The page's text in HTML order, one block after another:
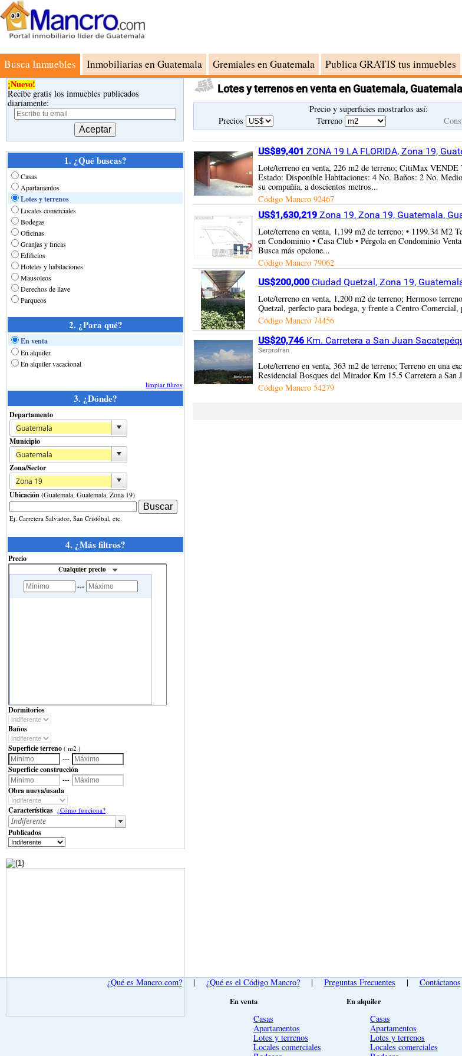
Busca Inmuebles Inmobiliarias en Guatemala Gremiales en Guatemala Publica GRATIS tus inmuebles
Lotes y terrenos en venta en Guatemala,
Precio y superficies mostrarlos así:
Precios
Terreno
US$89,401 ZONA 19 LA FLORIDA, Zona 19,
Lote/terreno en venta, 226 m2 de terreno; CitiMax
Estado: Disponible Habitaciones: 4 No. Baños: 2 No.
su compañía, a doscientos metros...
Código Mancro 92467
US$1,630,219Zona 19, Zona 19, Guatemala,
Lote/terreno en venta, 1,199 m2 de terreno; • 1199.34 M2
en Condominio • Casa Club • Pérgola en Condominio
Busca más opcione...
Código Mancro 79062
US$200,000Ciudad Quetzal, Zona 19,
Lote/terreno en venta, 1,200 m2 de terreno; Hermoso
Quetzal, perfecto para bodega, y frente a Centro
Código Mancro 74456
US$20,746Km. Carretera a San Juan
Serprofran
Lote/terreno en venta, 363 m2 de terreno; Terreno en una
Residencial Bosques del Mirador Km 15.5 Carretera a San
Código Mancro 54279
¡Nuevo!
Recibe gratis los inmuebles publicados
diariamente:
1. ¿Qué buscas?
Casas
Apartamentos
Lotes y terrenos
Locales comerciales
Bodegas
Oficinas
Granjas y fincas
Edificios
Hoteles y habitaciones
Mausoleos
Derechos de llave
Parqueos
2. ¿Para qué?
En venta
En alquiler
En alquiler vacacional
limpiar filtros
3. ¿Dónde?
Departamento
Municipio
Zona/Sector
Ubicación(Guatemala, Guatemala, Zona 19)
Ej. Carretera Salvador, San Cristóbal, etc.
4. ¿Más filtros?
Precio
Cualquier precio
---
Dormitorios
Baños
Superficie terreno ( m2 )
---
Superficie construcción
---
Obra nueva/usada
Características ¿Cómo funciona?
Publicados
¿Qué es Mancro.com?| ¿Qué es el Código Mancro?| Preguntas Frecuentes | Contáctanos
En venta
Casas
Apartamentos
Lotes y terrenos
Locales comerciales
En alquiler
Casas
Apartamentos
Lotes y terrenos
Locales comerciales